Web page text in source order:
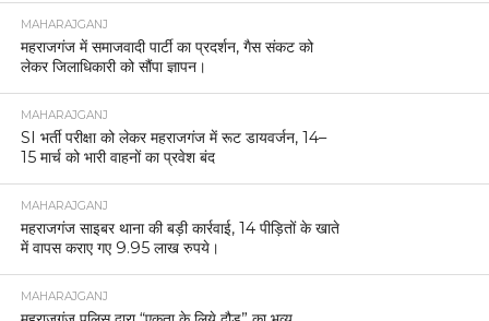
MAHARAJGANJ
महराजगंज में समाजवादी पार्टी का प्रदर्शन, गैस संकट को
लेकर जिलाधिकारी को सौंपा ज्ञापन।
MAHARAJGANJ
SI भर्ती परीक्षा को लेकर महराजगंज में रूट डायवर्जन, 14–
15 मार्च को भारी वाहनों का प्रवेश बंद
MAHARAJGANJ
महराजगंज साइबर थाना की बड़ी कार्रवाई, 14 पीड़ितों के खाते
में वापस कराए गए 9.95 लाख रुपये।
MAHARAJGANJ